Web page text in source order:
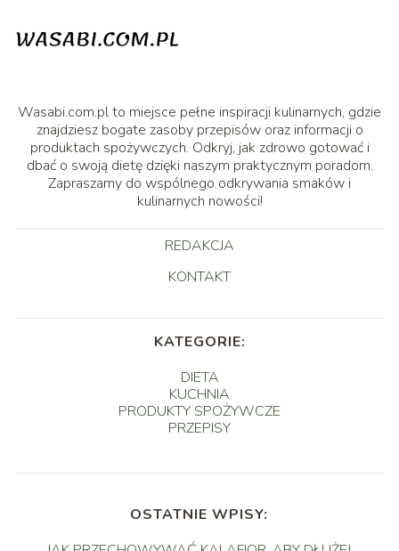
Wasabi.com.pl to miejsce pełne inspiracji kulinarnych, gdzie
znajdziesz bogate zasoby przepisów oraz informacji o
produktach spożywczych. Odkryj, jak zdrowo gotować i
dbać o swoją dietę dzięki naszym praktycznym poradom.
Zapraszamy do wspólnego odkrywania smaków i
kulinarnych nowości!
REDAKCJA
KONTAKT
KATEGORIE:
DIETA
KUCHNIA
PRODUKTY SPOŻYWCZE
PRZEPISY
OSTATNIE WPISY: